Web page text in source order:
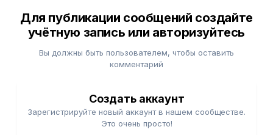
Для публикации сообщений создайте
учётную запись или авторизуйтесь
Вы должны быть пользователем, чтобы оставить
комментарий
Создать аккаунт
Зарегистрируйте новый аккаунт в нашем сообществе.
Это очень просто!